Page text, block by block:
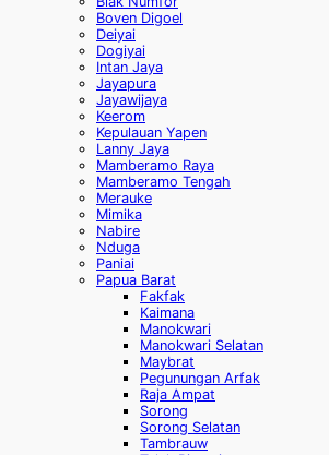
Boven Digoel
Deiyai
Dogiyai
Intan Jaya
Jayapura
Jayawijaya
Keerom
Kepulauan Yapen
Lanny Jaya
Mamberamo Raya
Mamberamo Tengah
Merauke
Mimika
Nabire
Nduga
Paniai
Papua Barat
Fakfak
Kaimana
Manokwari
Manokwari Selatan
Maybrat
Pegunungan Arfak
Raja Ampat
Sorong
Sorong Selatan
Tambrauw